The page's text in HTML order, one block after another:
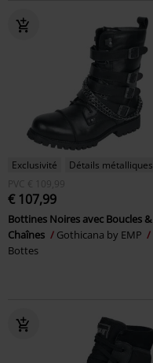
Exclusivité
Détails métalliques
PVC € 109,99
€ 107,99
Bottines Noires avec Boucles &
Chaînes
Gothicana by EMP
Bottes